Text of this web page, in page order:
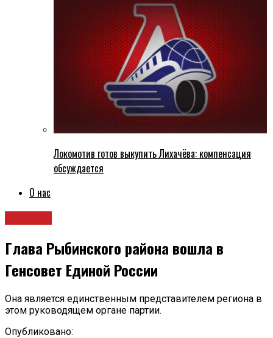
Локомотив готов выкупить Лихачёва: компенсация
обсуждается
О нас
Глава Рыбинского района вошла в
Генсовет Единой России
Она является единственным представителем региона в
этом руководящем органе партии.
Опубликовано: